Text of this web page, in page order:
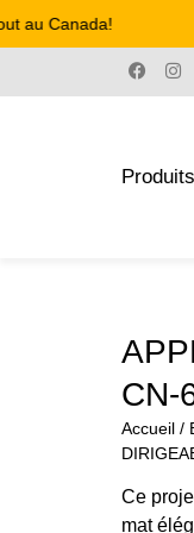
au Canada!
Produits
CN-
Accueil /
Ce
mat